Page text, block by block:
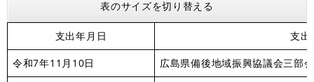
表のサイズを切り替える
支出年月日 支出
令和7年11月10日 広島県備後地域振興協議会三部